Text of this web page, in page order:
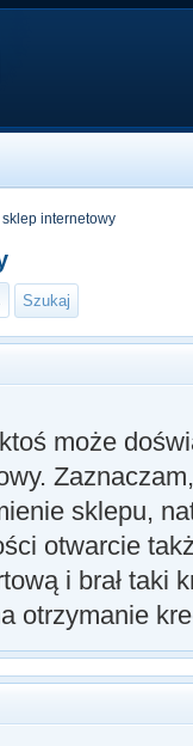
sklep internetowy
może
sklepu,
otwarcie
i brał taki
otrzymanie